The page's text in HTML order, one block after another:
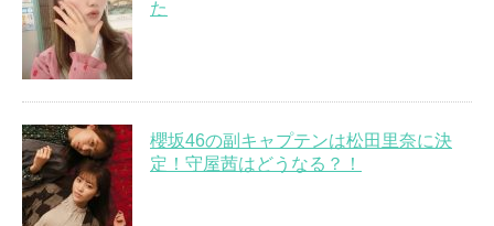
た
櫻坂46の副キャプテンは松田里奈に決
定！守屋茜はどうなる？！